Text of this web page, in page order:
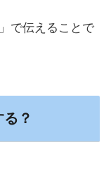
で伝えることで
？